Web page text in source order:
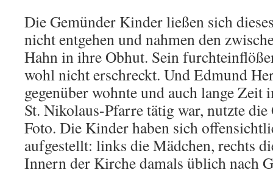
Die Gemünder Kinder ließen sich
nicht entgehen und nahmen den
Hahn in ihre Obhut. Sein
wohl nicht erschreckt. Und Edmund
gegenüber wohnte und auch lange
St. Nikolaus-Pfarre tätig war, nutzte
Foto. Die Kinder haben sich
aufgestellt: links die Mädchen, rechts
Innern der Kirche damals üblich nach